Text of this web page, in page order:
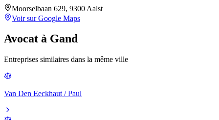
Moorselbaan 629, 9300 Aalst
Voir sur Google Maps
Avocat à Gand
Entreprises similaires dans la même ville
Van Den Eeckhaut / Paul